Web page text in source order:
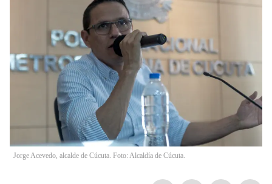
Jorge Acevedo, alcalde de Cúcuta. Foto: Alcaldía de Cúcuta.